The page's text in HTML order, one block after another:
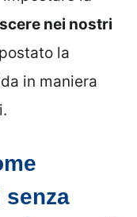
nei nostri
la
in maniera
senza